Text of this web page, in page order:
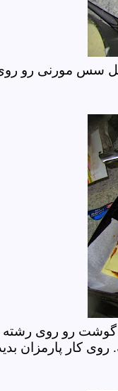
سس مورنی رو
گوشت رو روی رشته
کار پارمزان